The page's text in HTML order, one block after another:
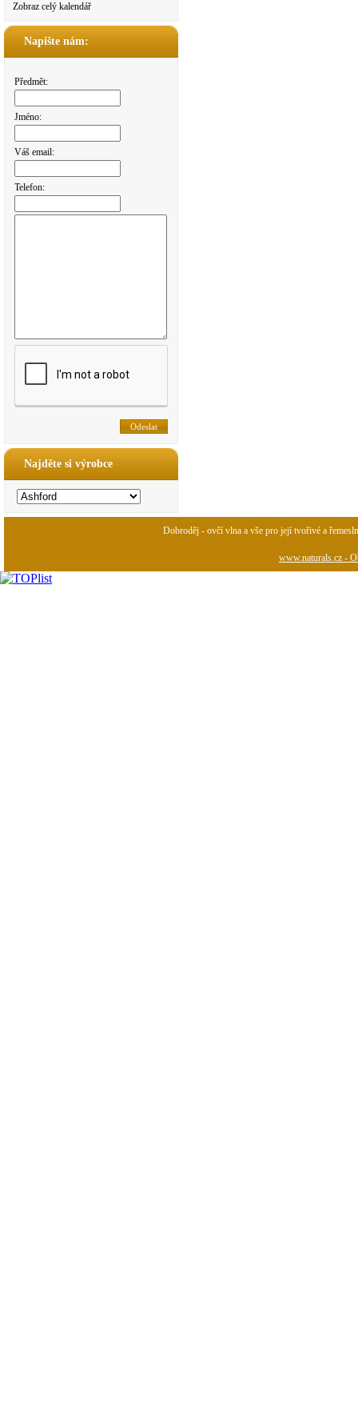
Zobraz celý kalendář
Napište nám:
Předmět:
Jméno:
Váš email:
Telefon:
Najděte si výrobce
Dobroděj - ovčí vlna a vše pro její tvořivé a
www.naturals.cz -